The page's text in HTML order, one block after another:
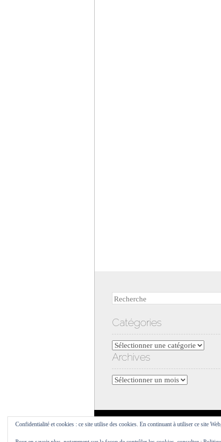
Recherche
Catégories
Catégories
Archives
Archives
Confidentialité et cookies : ce site utilise des cookies. En continuant à utiliser ce site